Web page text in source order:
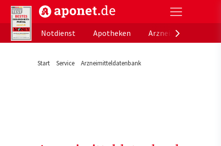
aponet.de - Das offizielle Gesundheitsportal der
Notdienst
Apotheken
Start Service Arzneimitteldatenbank